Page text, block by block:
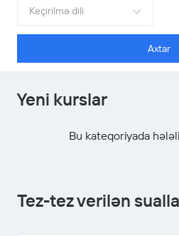
Keçirilmə dili
Axtar
Yeni kurslar
Bu kateqoriyada
Tez-tez verilən